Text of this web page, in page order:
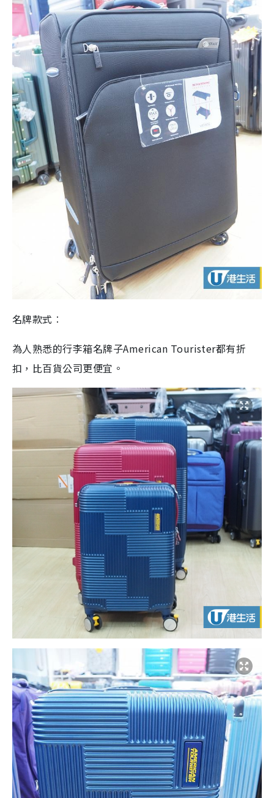
名牌款式︰
為人熟悉的行李箱名牌子American Tourister都有折
扣，比百貨公司更便宜。